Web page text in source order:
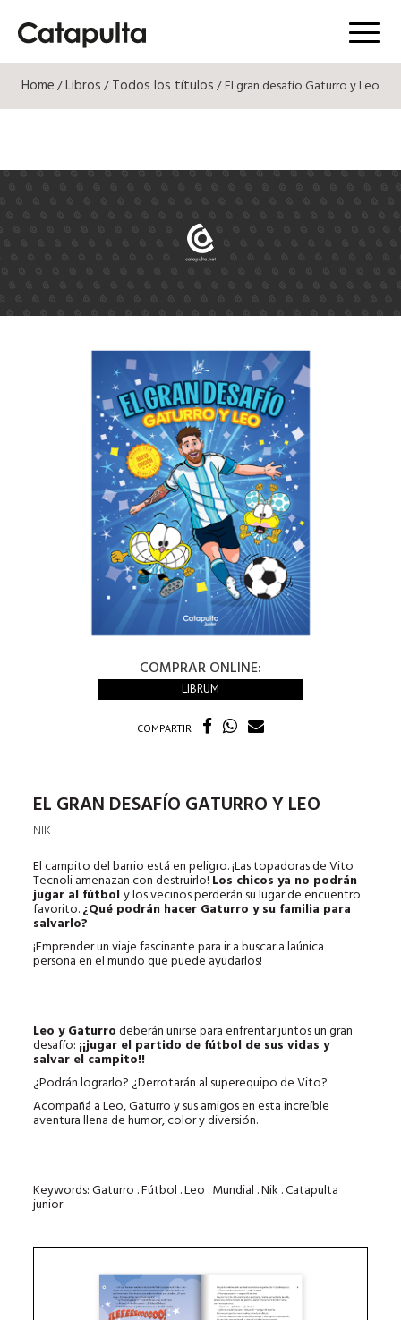
Menú
Home/Libros/Todos los títulos/ El gran desafío Gaturro y Leo
COMPRAR ONLINE:
LIBRUM
COMPARTIR
EL GRAN DESAFÍO GATURRO Y LEO
NIK
El campito del barrio está en peligro. ¡Las topadoras de Vito
Tecnoli amenazan con destruirlo! Los chicos ya no podrán
jugar al fútboly los vecinos perderán su lugar de encuentro
favorito.¿Qué podrán hacer Gaturro y su familia para
salvarlo?
¡Emprender un viaje fascinante para ir a buscar a laúnica
persona en el mundo que puede ayudarlos!
Leo y Gaturrodeberán unirse para enfrentar juntos un gran
desafío: ¡¡jugar el partido de fútbol de sus vidas y
salvar el campito!!
¿Podrán lograrlo? ¿Derrotarán al superequipo de Vito?
Acompañá a Leo, Gaturro y sus amigos en esta increíble
aventura llena de humor, color y diversión.
Keywords: Gaturro . Fútbol . Leo . Mundial . Nik . Catapulta
junior